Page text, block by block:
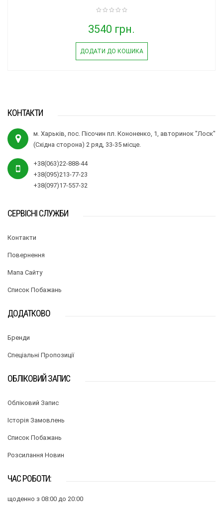
3540 грн.
ДОДАТИ ДО КОШИКА
КОНТАКТИ
м. Харьків, пос. Пісочин пл. Кононенко, 1, авторинок "Лоск"
(Східна сторона) 2 ряд, 33-35 місце.
+38(063)22-888-44
+38(095)213-77-23
+38(097)17-557-32
СЕРВІСНІ СЛУЖБИ
Контакти
Повернення
Мапа Сайту
Список Побажань
ДОДАТКОВО
Бренди
Спеціальні Пропозиції
ОБЛІКОВИЙ ЗАПИС
Обліковий Запис
Історія Замовлень
Список Побажань
Розсилання Новин
ЧАС РОБОТИ:
щоденно з 08:00 до 20:00